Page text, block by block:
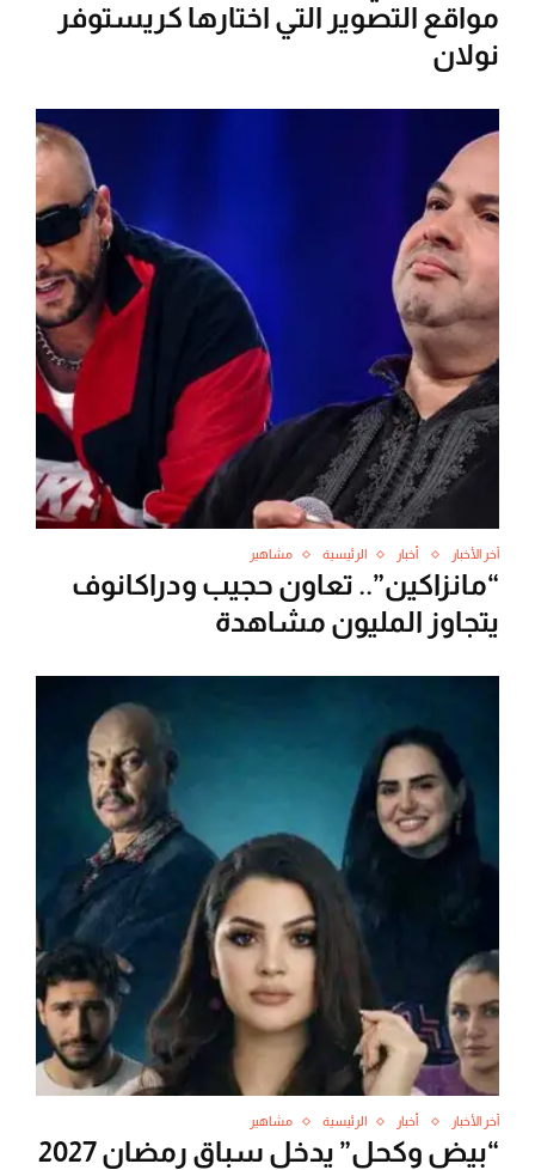
مواقع التصوير التي اختارها كريستوفر
نولان
آخر الأخبار أخبار الرئيسية مشاهير
“مانزاكين”.. تعاون حجيب ودراكانوف
يتجاوز المليون مشاهدة
آخر الأخبار أخبار الرئيسية مشاهير
“بيض وكحل” يدخل سباق رمضان 2027